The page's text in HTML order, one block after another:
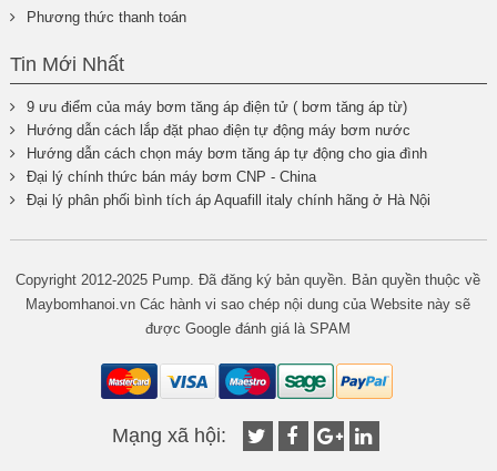
Phương thức thanh toán
Tin Mới Nhất
9 ưu điểm của máy bơm tăng áp điện tử ( bơm tăng áp từ)
Hướng dẫn cách lắp đặt phao điện tự động máy bơm nước
Hướng dẫn cách chọn máy bơm tăng áp tự động cho gia đình
Đại lý chính thức bán máy bơm CNP - China
Đại lý phân phối bình tích áp Aquafill italy chính hãng ở Hà Nội
Copyright 2012-2025 Pump. Đã đăng ký bản quyền. Bản quyền thuộc về
Maybomhanoi.vn Các hành vi sao chép nội dung của Website này sẽ
được Google đánh giá là SPAM
Mạng xã hội: